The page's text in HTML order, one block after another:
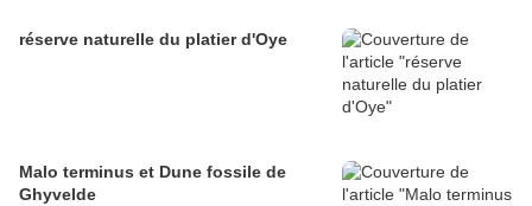
réserve naturelle du platier d'Oye
Malo terminus et Dune fossile de
Ghyvelde